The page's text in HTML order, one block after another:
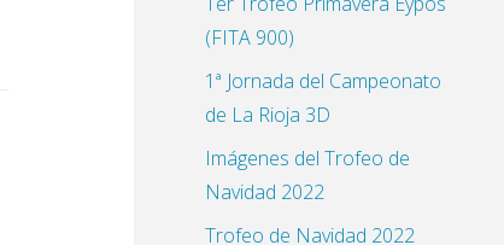
(FITA 900)
1ª Jornada del Campeonato
de La Rioja 3D
Imágenes del Trofeo de
Navidad 2022
Trofeo de Navidad 2022